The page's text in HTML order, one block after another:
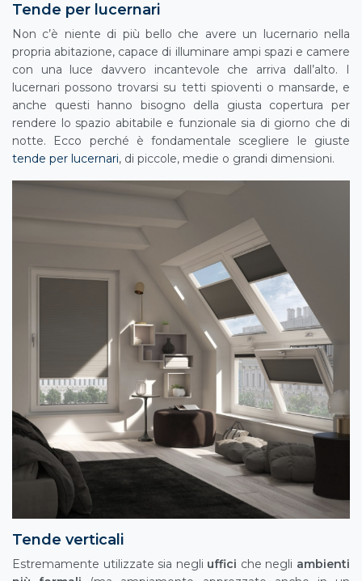
Tende per lucernari
Non c’è niente di più bello che avere un lucernario nella
propria abitazione, capace di illuminare ampi spazi e camere
con una luce davvero incantevole che arriva dall’alto. I
lucernari possono trovarsi su tetti spioventi o mansarde, e
anche questi hanno bisogno della giusta copertura per
rendere lo spazio abitabile e funzionale sia di giorno che di
notte. Ecco perché è fondamentale scegliere le giuste
tende per lucernari, di piccole, medie o grandi dimensioni.
Tende verticali
Estremamente utilizzate sia negli uffici che negli ambienti